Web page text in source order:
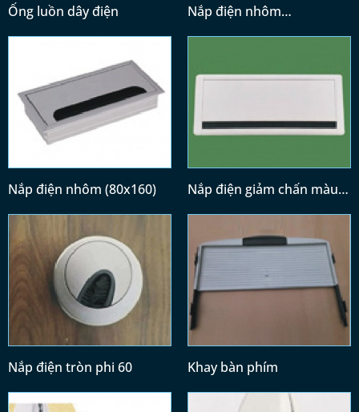
Ống luồn dây điện
Nắp điện nhôm
Nắp điện nhôm (80x160)
Nắp điện giảm chấn màu
Nắp điện tròn phi 60 Khay bàn phím